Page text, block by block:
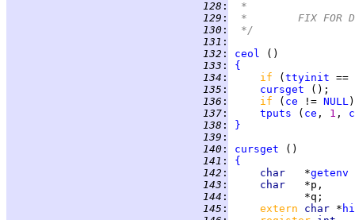
128 :
*
129 :
*	FIX FOR
130 :
*/
131 :
132 : ceol
133 :
{
134 : if ( ttyinit ==
135 : cursget
136 : if ( ce != NULL
137 : tputs ( ce , 1 ,
138 :
}
139 :
140 : cursget
141 :
{
142 : char *getenv
143 : char
144 :
145 : extern char *